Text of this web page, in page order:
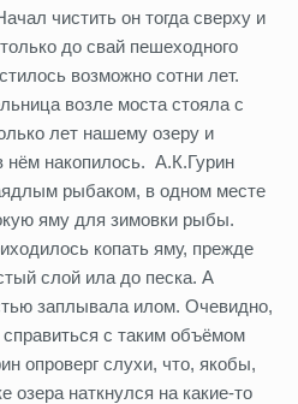
чистить он тогда сверху и
до свай пешеходного
возможно сотни лет.
возле моста стояла с
лет нашему озеру и
нём накопилось. А.К.Гурин
рыбаком, в одном месте
яму для зимовки рыбы.
копать яму, прежде
слой ила до песка. А
заплывала илом. Очевидно,
с таким объёмом
опроверг слухи, что, якобы,
озера наткнулся на какие-то